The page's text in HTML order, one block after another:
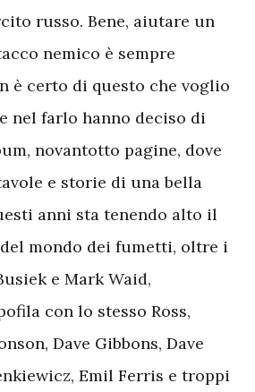
russo. Bene, aiutare un
nemico è sempre
è certo di questo che voglio
nel farlo hanno deciso di
novantotto pagine, dove
e storie di una bella
anni sta tenendo alto il
mondo dei fumetti, oltre i
e Mark Waid,
con lo stesso Ross,
Dave Gibbons, Dave
Emil Ferris e troppi